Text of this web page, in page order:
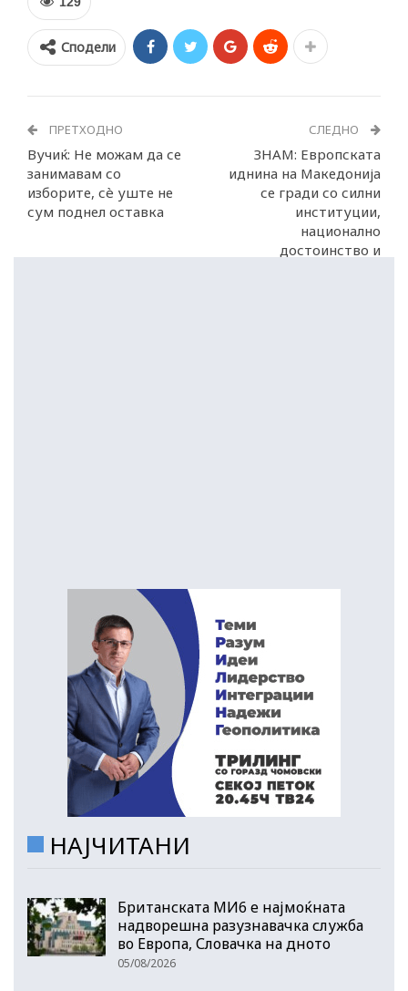
Сподели
ПРЕТХОДНО
Вучиќ: Не можам да се
занимавам со
изборите, сè уште не
сум поднел оставка
СЛЕДНО
ЗНАМ: Европската
иднина на Македонија
се гради со силни
институции,
национално
достоинство и
НАЈЧИТАНИ
Британската МИ6 е најмоќната
надворешна разузнавачка служба
во Европа, Словачка на дното
05/08/2026